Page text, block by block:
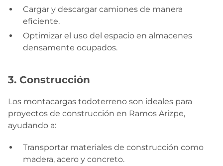
Cargar y descargar camiones de manera
eficiente.
Optimizar el uso del espacio en almacenes
densamente ocupados.
3. Construcción
Los montacargas todoterreno son ideales para
proyectos de construcción en Ramos Arizpe,
ayudando a:
Transportar materiales de construcción como
madera, acero y concreto.